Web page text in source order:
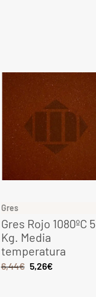
Gres
Gres Rojo 1080ºC 5
Kg. Media
temperatura
6,44€ 5,26€